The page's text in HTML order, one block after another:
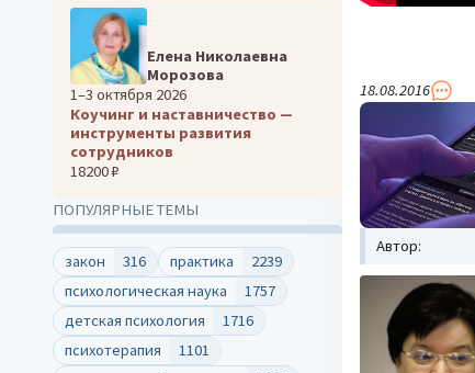
18.08.2016
Автор:
Елена Николаевна
Морозова
1–3 октября 2026
Коучинг и наставничество —
инструменты развития
сотрудников
18200 ₽
ПОПУЛЯРНЫЕ ТЕМЫ
закон 316 практика
2239
психологическая наука
1757
детская психология
1716
психотерапия
1101